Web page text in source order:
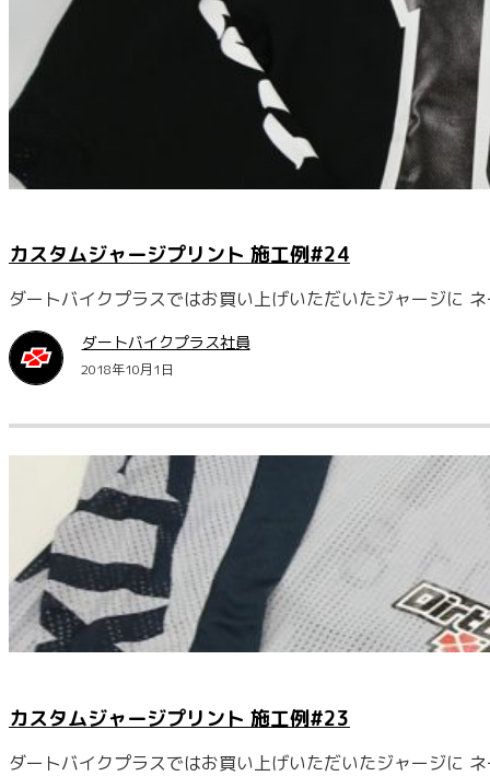
カスタムジャージプリント 施工例#24
ダートバイクプラスではお買い上げいただいたジャージに
ダートバイクプラス社員
2018年10月1日
カスタムジャージプリント 施工例#23
ダートバイクプラスではお買い上げいただいたジャージに